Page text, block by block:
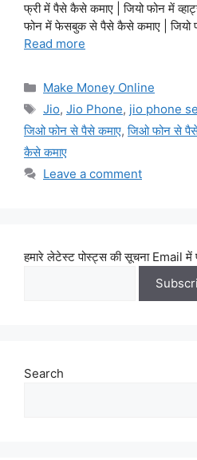
फ्री में पैसे कैसे कमाए | जियो फोन में
फोन में फेसबुक से पैसे कैसे कमाए |
Read more
Categories
Make Money Online
Tags
Jio, Jio Phone, jio phone
जिओ फोन से पैसे कमाए,जिओ फोन से
कैसे कमाए
Leave a comment
हमारे लेटेस्ट पोस्ट्स की सूचना Email
Search